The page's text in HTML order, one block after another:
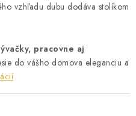
vzhľadu dubu dodáva stolíkom
pracovne aj
do vášho domova eleganciu a